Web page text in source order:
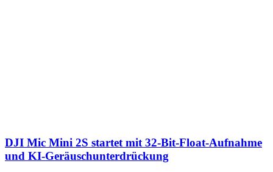
DJI Mic Mini 2S startet mit 32-Bit-Float-Aufnahme
und KI-Geräuschunterdrückung